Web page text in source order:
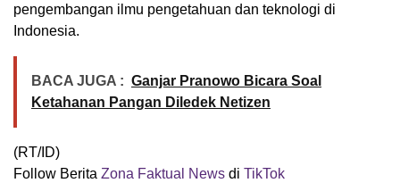
pengembangan ilmu pengetahuan dan teknologi di
Indonesia.
BACA JUGA : Ganjar Pranowo Bicara Soal
Ketahanan Pangan Diledek Netizen
(RT/ID)
Follow Berita Zona Faktual News di TikTok